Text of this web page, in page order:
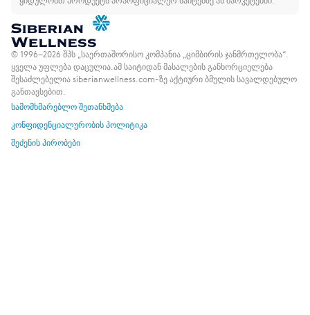
© 1996–2026 შპს „საერთაშორისო კომპანია „ციმბირის ჯანმრთელობა“.
ყველა უფლება დაცულია. ამ საიტიდან მასალების განხორციელება
შესაძლებელია siberianwellness.com-ზე აქტიური ბმულის სავალდებულო
განთავსებით.
სამომხმარებლო შეთანხმება
კონფიდენციალურობის პოლიტიკა
შეძენის პირობები